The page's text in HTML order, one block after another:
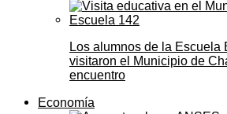
Los alumnos de la Escuela
visitaron el Municipio de
encuentro
Economía